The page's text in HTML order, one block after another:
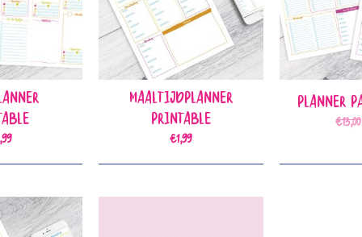
Maaltijdplanner
Printable
€1,99
Planner
€13,00